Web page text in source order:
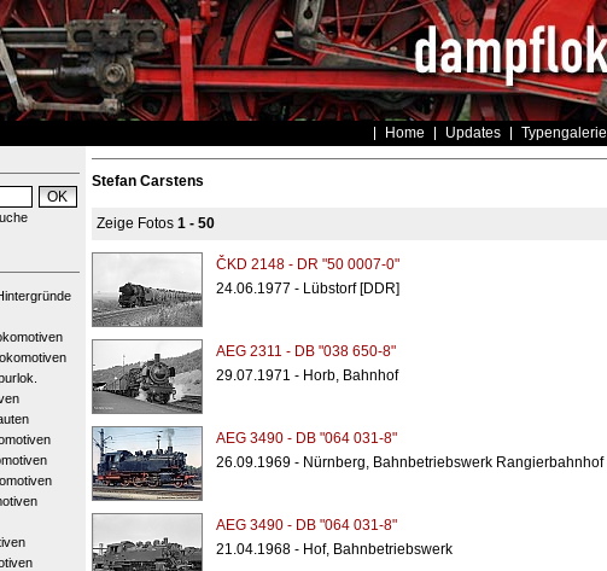
Home Updates Typengalerie
Stefan Carstens
Zeige Fotos 1 - 50
ČKD 2148 - DR "50 0007-0"
24.06.1977 - Lübstorf [DDR]
AEG 2311 - DB "038 650-8"
29.07.1971 - Horb, Bahnhof
AEG 3490 - DB "064 031-8"
26.09.1969 - Nürnberg, Bahnbetriebswerk Rangierbahnhof
AEG 3490 - DB "064 031-8"
21.04.1968 - Hof, Bahnbetriebswerk